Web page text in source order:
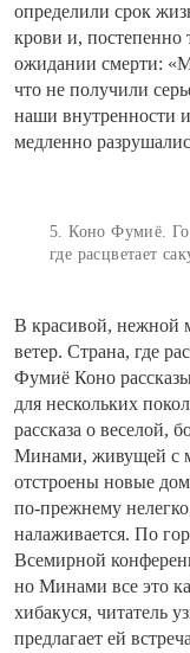
определили срок
крови и, постепенно
ожидании смерти:
что не получили
наши внутренности
медленно
5. Коно Фумиё.
где расцветает
В красивой, нежной
ветер. Страна, где
Фумиё Коно
для нескольких
рассказа о веселой,
Минами, живущей с
отстроены новые
по-прежнему
налаживается. По
Всемирной
но Минами все это
хибакуся, читатель
предлагает ей